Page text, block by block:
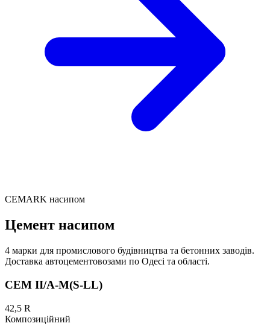
CEMARK насипом
Цемент насипом
4 марки для промислового будівництва та бетонних заводів.
Доставка автоцементовозами по Одесі та області.
CEM II/A-M(S-LL)
42,5 R
Композиційний